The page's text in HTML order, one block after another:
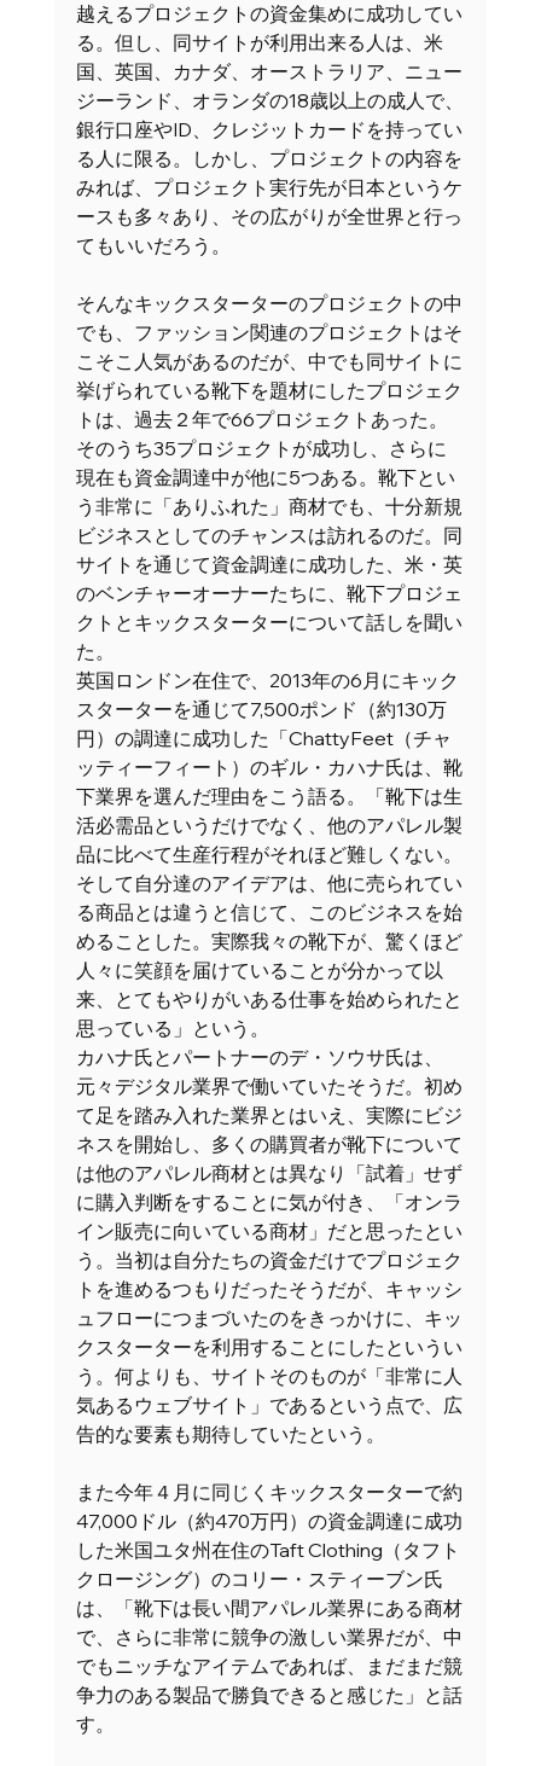
越えるプロジェクトの資金集めに成功してい
る。但し、同サイトが利用出来る人は、米
国、英国、カナダ、オーストラリア、ニュー
ジーランド、オランダの18歳以上の成人で、
銀行口座やID、クレジットカードを持ってい
る人に限る。しかし、プロジェクトの内容を
みれば、プロジェクト実行先が日本というケ
ースも多々あり、その広がりが全世界と行っ
てもいいだろう。
そんなキックスターターのプロジェクトの中
でも、ファッション関連のプロジェクトはそ
こそこ人気があるのだが、中でも同サイトに
挙げられている靴下を題材にしたプロジェク
トは、過去２年で66プロジェクトあった。
そのうち35プロジェクトが成功し、さらに
現在も資金調達中が他に5つある。靴下とい
う非常に「ありふれた」商材でも、十分新規
ビジネスとしてのチャンスは訪れるのだ。同
サイトを通じて資金調達に成功した、米・英
のベンチャーオーナーたちに、靴下プロジェ
クトとキックスターターについて話しを聞い
た。
英国ロンドン在住で、2013年の6月にキック
スターターを通じて7,500ポンド（約130万
円）の調達に成功した「ChattyFeet（チャ
ッティーフィート）のギル・カハナ氏は、靴
下業界を選んだ理由をこう語る。「靴下は生
活必需品というだけでなく、他のアパレル製
品に比べて生産行程がそれほど難しくない。
そして自分達のアイデアは、他に売られてい
る商品とは違うと信じて、このビジネスを始
めることした。実際我々の靴下が、驚くほど
人々に笑顔を届けていることが分かって以
来、とてもやりがいある仕事を始められたと
思っている」という。
カハナ氏とパートナーのデ・ソウサ氏は、
元々デジタル業界で働いていたそうだ。初め
て足を踏み入れた業界とはいえ、実際にビジ
ネスを開始し、多くの購買者が靴下について
は他のアパレル商材とは異なり「試着」せず
に購入判断をすることに気が付き、「オンラ
イン販売に向いている商材」だと思ったとい
う。当初は自分たちの資金だけでプロジェク
トを進めるつもりだったそうだが、キャッシ
ュフローにつまづいたのをきっかけに、キッ
クスターターを利用することにしたというい
う。何よりも、サイトそのものが「非常に人
気あるウェブサイト」であるという点で、広
告的な要素も期待していたという。
また今年４月に同じくキックスターターで約
47,000ドル（約470万円）の資金調達に成功
した米国ユタ州在住のTaft Clothing（タフト
クロージング）のコリー・スティーブン氏
は、「靴下は長い間アパレル業界にある商材
で、さらに非常に競争の激しい業界だが、中
でもニッチなアイテムであれば、まだまだ競
争力のある製品で勝負できると感じた」と話
す。